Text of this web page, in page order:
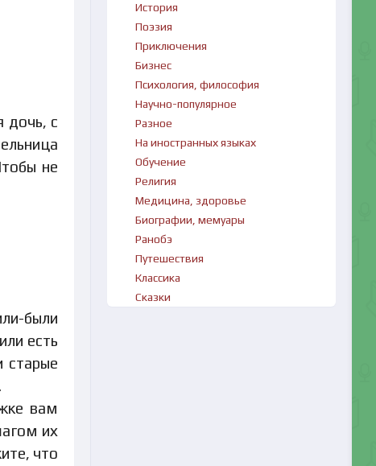
дочь, с
не
были
есть
старые
вам
их
что
История
Поэзия
Приключения
Бизнес
Психология, философия
Научно-популярное
Разное
На иностранных языках
Обучение
Религия
Медицина, здоровье
Биографии, мемуары
Ранобэ
Путешествия
Классика
Сказки